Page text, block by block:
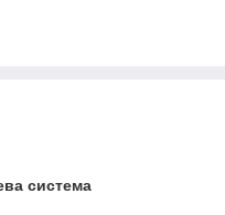
система